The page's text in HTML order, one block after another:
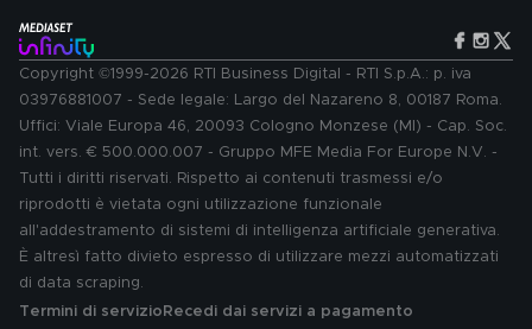
Copyright ©1999-2026 RTI Business Digital - RTI S.p.A.: p. iva
03976881007 - Sede legale: Largo del Nazareno 8, 00187 Roma.
Uffici: Viale Europa 46, 20093 Cologno Monzese (MI) - Cap. Soc.
int. vers. € 500.000.007 - Gruppo MFE Media For Europe N.V. -
Tutti i diritti riservati. Rispetto ai contenuti trasmessi e/o
riprodotti è vietata ogni utilizzazione funzionale
all'addestramento di sistemi di intelligenza artificiale generativa.
È altresì fatto divieto espresso di utilizzare mezzi automatizzati
di data scraping.
Termini di servizio Recedi dai servizi a pagamento